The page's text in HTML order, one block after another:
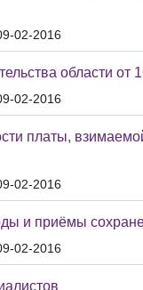
02-2016
области
02-2016
платы,
02-2016
и приёмы
02-2016